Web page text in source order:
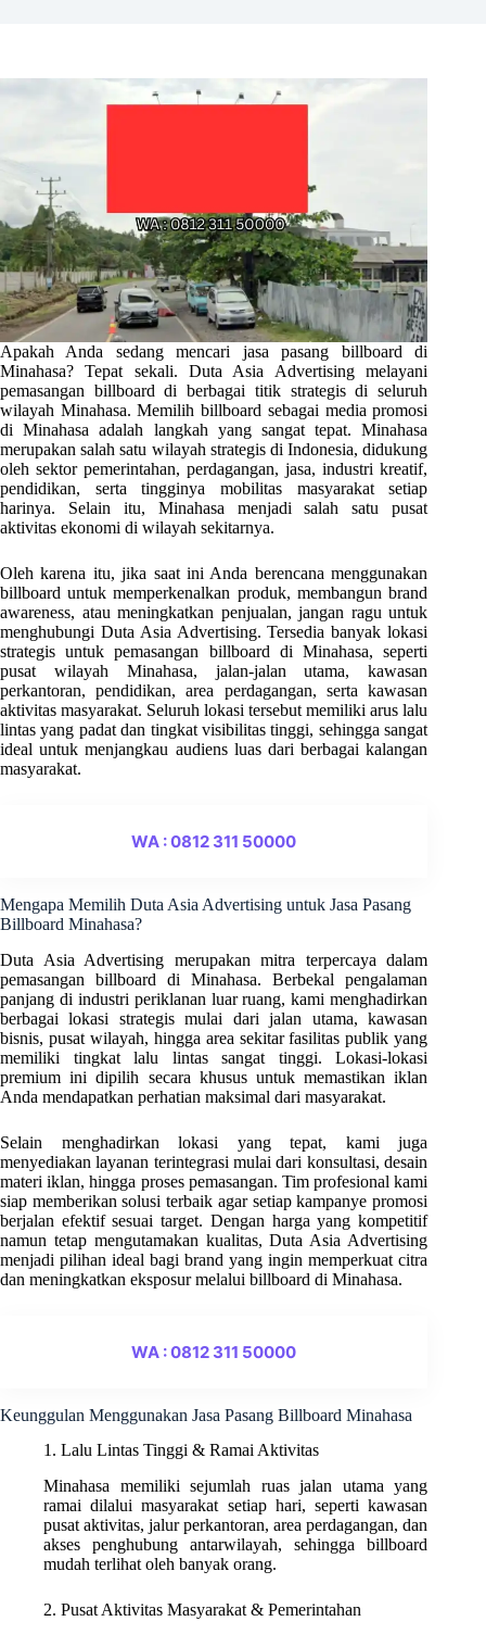
Apakah Anda sedang mencari jasa pasang billboard di
Minahasa? Tepat sekali. Duta Asia Advertising melayani
pemasangan billboard di berbagai titik strategis di seluruh
wilayah Minahasa. Memilih billboard sebagai media promosi
di Minahasa adalah langkah yang sangat tepat. Minahasa
merupakan salah satu wilayah strategis di Indonesia, didukung
oleh sektor pemerintahan, perdagangan, jasa, industri kreatif,
pendidikan, serta tingginya mobilitas masyarakat setiap
harinya. Selain itu, Minahasa menjadi salah satu pusat
aktivitas ekonomi di wilayah sekitarnya.
Oleh karena itu, jika saat ini Anda berencana menggunakan
billboard untuk memperkenalkan produk, membangun brand
awareness, atau meningkatkan penjualan, jangan ragu untuk
menghubungi Duta Asia Advertising. Tersedia banyak lokasi
strategis untuk pemasangan billboard di Minahasa, seperti
pusat wilayah Minahasa, jalan-jalan utama, kawasan
perkantoran, pendidikan, area perdagangan, serta kawasan
aktivitas masyarakat. Seluruh lokasi tersebut memiliki arus lalu
lintas yang padat dan tingkat visibilitas tinggi, sehingga sangat
ideal untuk menjangkau audiens luas dari berbagai kalangan
masyarakat.
WA : 0812 311 50000
Mengapa Memilih Duta Asia Advertising untuk Jasa Pasang
Billboard Minahasa?
Duta Asia Advertising merupakan mitra terpercaya dalam
pemasangan billboard di Minahasa. Berbekal pengalaman
panjang di industri periklanan luar ruang, kami menghadirkan
berbagai lokasi strategis mulai dari jalan utama, kawasan
bisnis, pusat wilayah, hingga area sekitar fasilitas publik yang
memiliki tingkat lalu lintas sangat tinggi. Lokasi-lokasi
premium ini dipilih secara khusus untuk memastikan iklan
Anda mendapatkan perhatian maksimal dari masyarakat.
Selain menghadirkan lokasi yang tepat, kami juga
menyediakan layanan terintegrasi mulai dari konsultasi, desain
materi iklan, hingga proses pemasangan. Tim profesional kami
siap memberikan solusi terbaik agar setiap kampanye promosi
berjalan efektif sesuai target. Dengan harga yang kompetitif
namun tetap mengutamakan kualitas, Duta Asia Advertising
menjadi pilihan ideal bagi brand yang ingin memperkuat citra
dan meningkatkan eksposur melalui billboard di Minahasa.
WA : 0812 311 50000
Keunggulan Menggunakan Jasa Pasang Billboard Minahasa
1. Lalu Lintas Tinggi & Ramai Aktivitas
Minahasa memiliki sejumlah ruas jalan utama yang
ramai dilalui masyarakat setiap hari, seperti kawasan
pusat aktivitas, jalur perkantoran, area perdagangan, dan
akses penghubung antarwilayah, sehingga billboard
mudah terlihat oleh banyak orang.
2. Pusat Aktivitas Masyarakat & Pemerintahan